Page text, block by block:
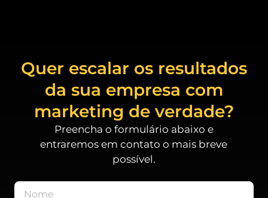
Quer escalar os resultados
da sua empresa com
marketing de verdade?
Preencha o formulário abaixo e
entraremos em contato o mais breve
possível.